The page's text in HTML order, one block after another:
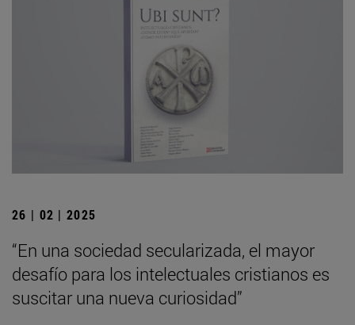
26 | 02 | 2025
“En una sociedad secularizada, el mayor
desafío para los intelectuales cristianos es
suscitar una nueva curiosidad”